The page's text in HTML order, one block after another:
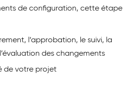
de configuration, cette étape
l’approbation, le suivi, la
des changements
de votre projet